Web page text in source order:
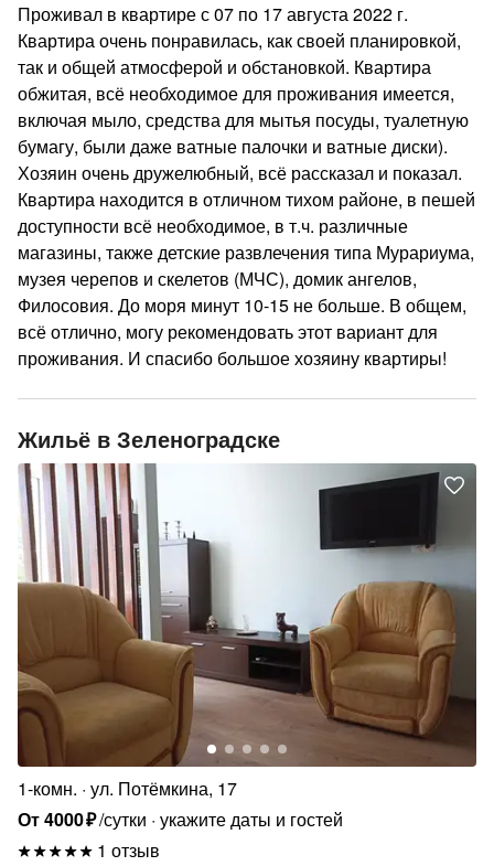
Проживал в квартире с 07 по 17 августа 2022 г.
Квартира очень понравилась, как своей планировкой,
так и общей атмосферой и обстановкой. Квартира
обжитая, всё необходимое для проживания имеется,
включая мыло, средства для мытья посуды, туалетную
бумагу, были даже ватные палочки и ватные диски).
Хозяин очень дружелюбный, всё рассказал и показал.
Квартира находится в отличном тихом районе, в пешей
доступности всё необходимое, в т.ч. различные
магазины, также детские развлечения типа Мурариума,
музея черепов и скелетов (МЧС), домик ангелов,
Филосовия. До моря минут 10-15 не больше. В общем,
всё отлично, могу рекомендовать этот вариант для
проживания. И спасибо большое хозяину квартиры!
Жильё в Зеленоградске
1-комн. ул. Потёмкина, 17
От4000₽/сутки укажите даты и гостей
1 отзыв